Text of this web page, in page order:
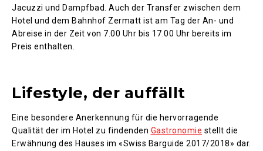
Jacuzzi und Dampfbad. Auch der Transfer zwischen dem
Hotel und dem Bahnhof Zermatt ist am Tag der An- und
Abreise in der Zeit von 7.00 Uhr bis 17.00 Uhr bereits im
Preis enthalten.
Lifestyle, der auffällt
Eine besondere Anerkennung für die hervorragende
Qualität der im Hotel zu findenden Gastronomie stellt die
Erwähnung des Hauses im «Swiss Barguide 2017/2018» dar.